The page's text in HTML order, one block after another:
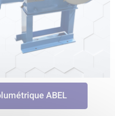
ABEL